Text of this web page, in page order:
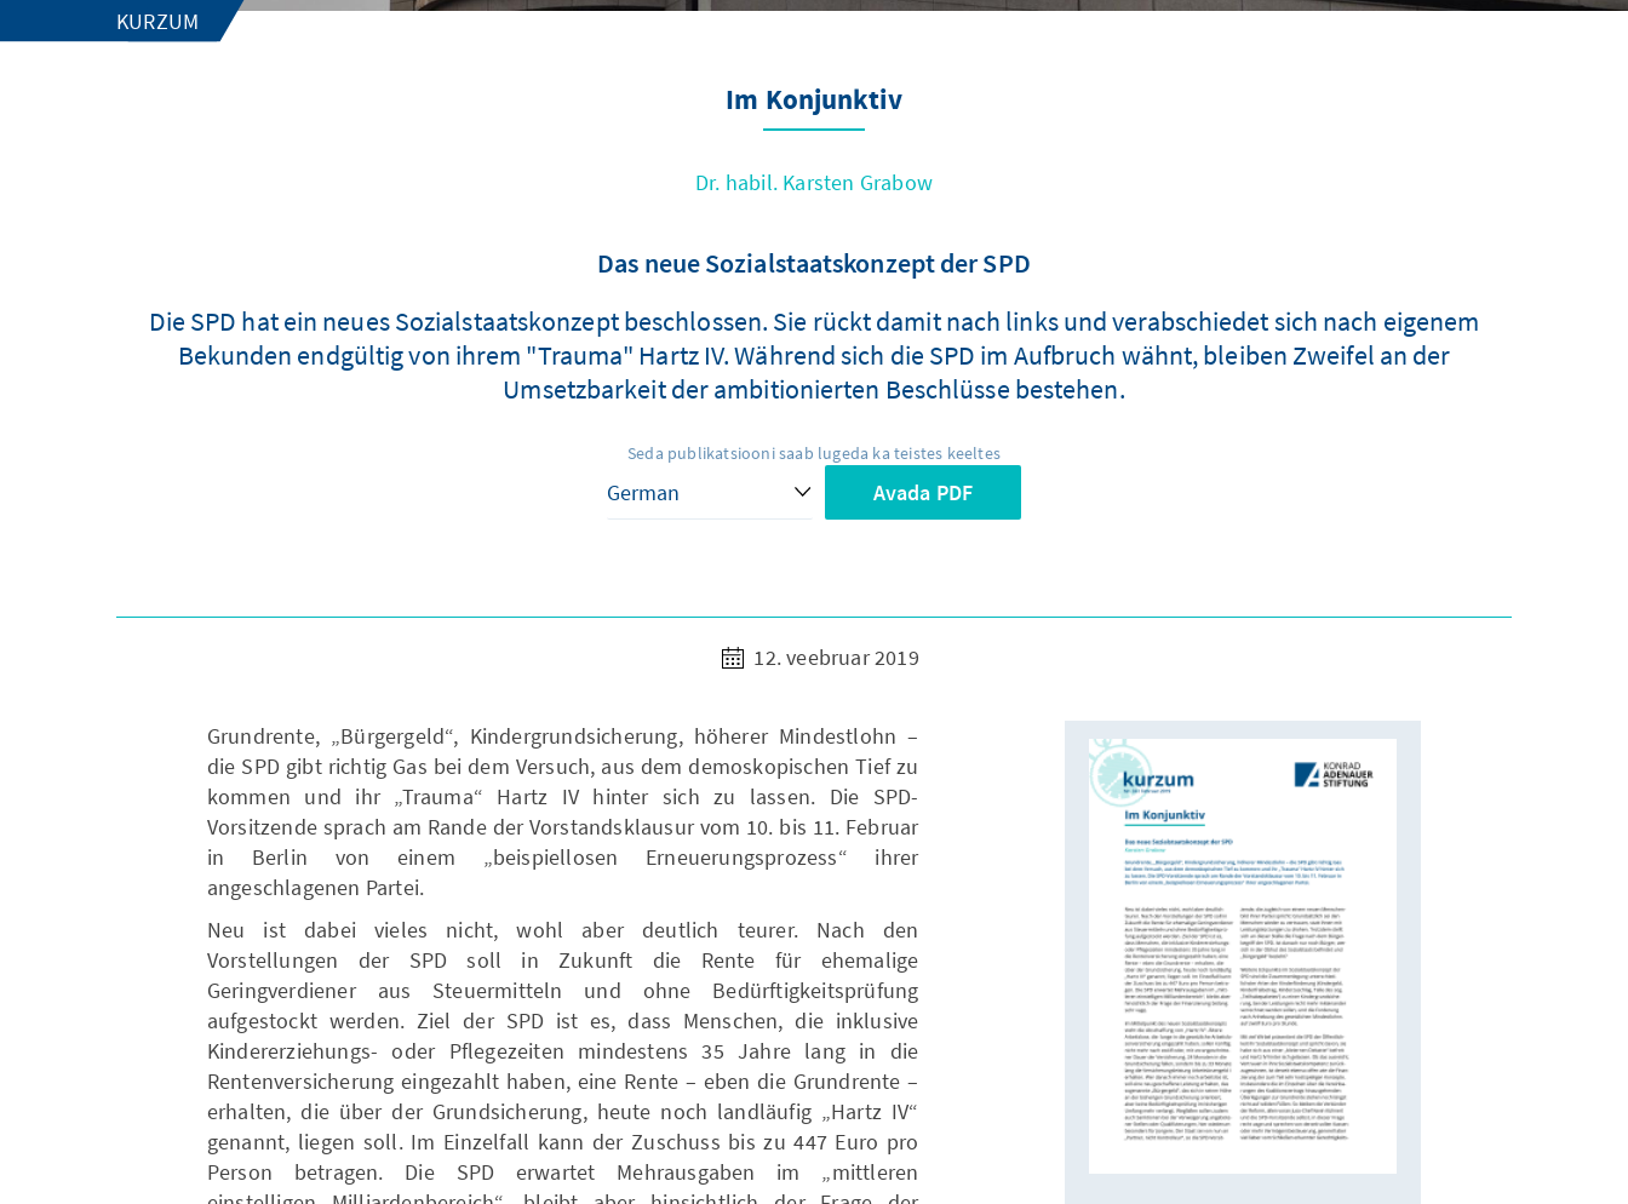
KURZUM
Im Konjunktiv
Dr. habil. Karsten Grabow
Das neue Sozialstaatskonzept der SPD
Die SPD hat ein neues Sozialstaatskonzept beschlossen. Sie rückt damit nach links und verabschiedet sich nach eigenem
Bekunden endgültig von ihrem "Trauma" Hartz IV. Während sich die SPD im Aufbruch wähnt, bleiben Zweifel an der
Umsetzbarkeit der ambitionierten Beschlüsse bestehen.
Seda publikatsiooni saab lugeda ka teistes keeltes
Avada PDF
12. veebruar 2019
Grundrente, „Bürgergeld“, Kindergrundsicherung, höherer Mindestlohn –
die SPD gibt richtig Gas bei dem Versuch, aus dem demoskopischen Tief zu
kommen und ihr „Trauma“ Hartz IV hinter sich zu lassen. Die SPD-
Vorsitzende sprach am Rande der Vorstandsklausur vom 10. bis 11. Februar
in Berlin von einem „beispiellosen Erneuerungsprozess“ ihrer
angeschlagenen Partei.
Neu ist dabei vieles nicht, wohl aber deutlich teurer. Nach den
Vorstellungen der SPD soll in Zukunft die Rente für ehemalige
Geringverdiener aus Steuermitteln und ohne Bedürftigkeitsprüfung
aufgestockt werden. Ziel der SPD ist es, dass Menschen, die inklusive
Kindererziehungs- oder Pflegezeiten mindestens 35 Jahre lang in die
Rentenversicherung eingezahlt haben, eine Rente – eben die Grundrente –
erhalten, die über der Grundsicherung, heute noch landläufig „Hartz IV“
genannt, liegen soll. Im Einzelfall kann der Zuschuss bis zu 447 Euro pro
Person betragen. Die SPD erwartet Mehrausgaben im „mittleren